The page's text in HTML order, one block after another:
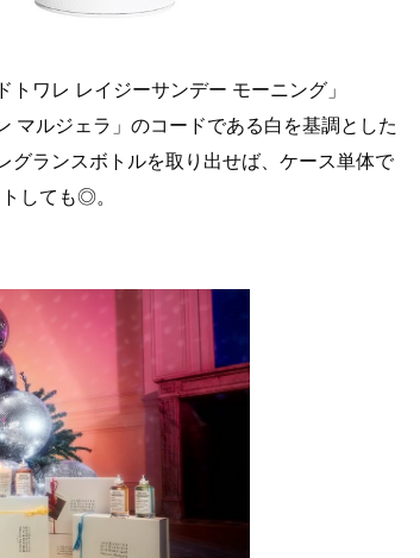
ワレ レイジーサンデー モーニング」
マルジェラ」のコードである白を基調とした
グランスボトルを取り出せば、ケース単体で
しても◎。